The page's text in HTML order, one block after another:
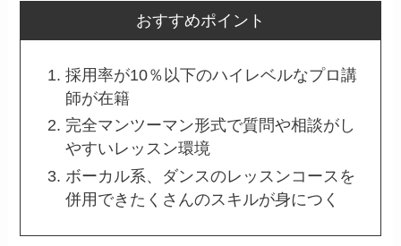
おすすめポイント
採用率が10％以下のハイレベルなプロ講
師が在籍
完全マンツーマン形式で質問や相談がし
やすいレッスン環境
ボーカル系、ダンスのレッスンコースを
併用できたくさんのスキルが身につく